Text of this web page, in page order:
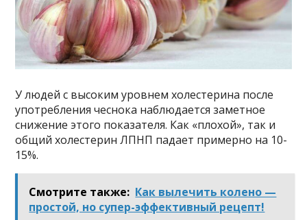
У людей с высоким уровнем холестерина после
употребления чеснока наблюдается заметное
снижение этого показателя. Как «плохой», так и
общий холестерин ЛПНП падает примерно на 10-
15%.
Смотрите также: Как вылечить колено —
простой, но супер-эффективный рецепт!